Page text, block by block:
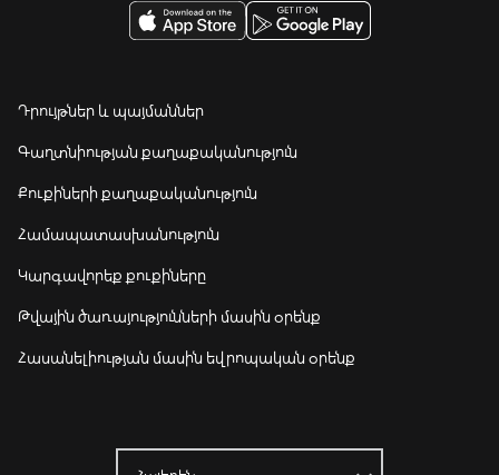
Դրույթներ և պայմաններ
Գաղտնիության քաղաքականություն
Քուքիների քաղաքականություն
Համապատասխանություն
Կարգավորեք քուքիները
Թվային ծառայությունների մասին օրենք
Հասանելիության մասին եվրոպական օրենք